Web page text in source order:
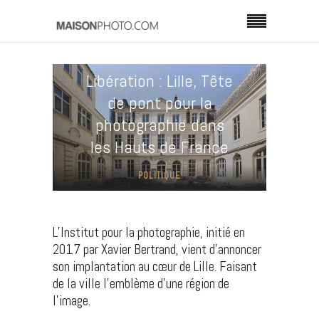
Libération : Lille, Tête
de pont pour la
photographie dans
les Hauts de France
POLITIQUE
L’Institut pour la photographie, initié en
2017 par Xavier Bertrand, vient d’annoncer
son implantation au cœur de Lille. Faisant
de la ville l’emblème d’une région de
l’image.